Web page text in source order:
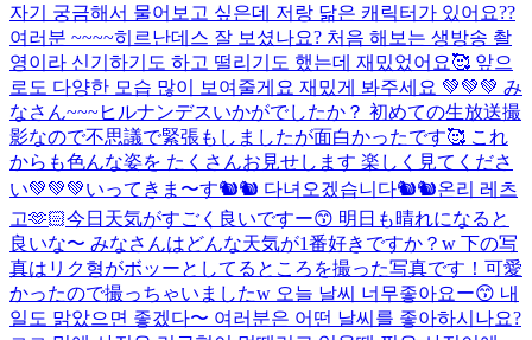
자기 궁금해서 물어보고 싶은데 저랑 닮은 캐릭터가 있어요??
여러분 ~~~~히르난데스 잘 보셨나요? 처음 해보는 생방송 촬
영이라 신기하기도 하고 떨리기도 했는데 재밌었어요🥰 앞으
로도 다양한 모습 많이 보여줄게요 재밌게 봐주세요 💚💚💚 み
なさん~~~ヒルナンデスいかがでしたか？ 初めての生放送撮
影なので不思議で緊張もしましたが面白かったです🥰 これ
からも色んな姿を たくさんお見せします 楽しく見てくださ
い💚💚💚いってきま〜す🐿🐿 다녀오겠습니다🐿🐿온리 레츠
고🫶🏻今日天気がすごく良いですー😙 明日も晴れになると
良いな〜 みなさんはどんな天気が1番好きですか？w 下の写
真はリク형がボッーとしてるところを撮った写真です！可愛
かったので撮っちゃいましたw 오늘 날씨 너무좋아요ー😙 내
일도 맑았으면 좋겠다〜 여러분은 어떤 날씨를 좋아하시나요?